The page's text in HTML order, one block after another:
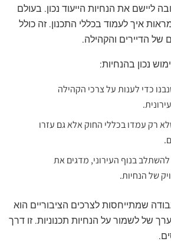
ליישם את הנחיות הייעוד נכון. בעולם
איך לעמוד בכללי התכנון. זה כולל
של הדיירים והקהילה.
נכון בהנחיות:
כדי לענות על צרכי הקהילה
רק עמדו בכללי החוק אלא גם עזרו
להשתלב בנוף העירוני, מדגים את
של הנחיות.
שמתייחסות לצרכים הציבוריים הוא
של לשמור על הנחיות תכנוניות. זו דרך